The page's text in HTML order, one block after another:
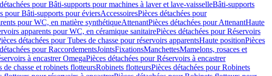
pour Bâti-supports pour machines à laver et lave-vaisselleBâti-supports
pour Bâti-supports pour éviersAccessoiresPièces détachées pour
pour WC, en matière synthétiqueAttenantPièces détachées pour AttenantHaute
apparents pour WC, en céramique sanitairePièces détachées pour Réservoirs
détachées pour Tubes de chasse pour réservoirs apparentsHaute positionPièces
pour RaccordementsJointsFixationsManchettesMamelons, rosaces et
à encastrer OmegaPièces détachées pour Réservoirs à encastrer
de chasse et robinets flotteursRobinets flotteursPièces détachées pour Robinets